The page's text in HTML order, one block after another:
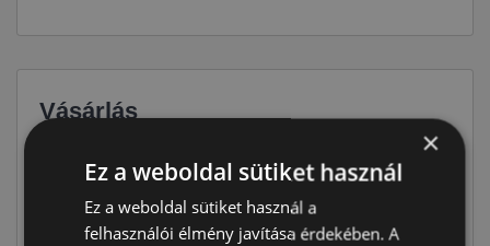
Vásárlás
30 490 Ft
×
Ez a weboldal sütiket használ
Ez a weboldal sütiket használ a
felhasználói élmény javítása érdekében. A